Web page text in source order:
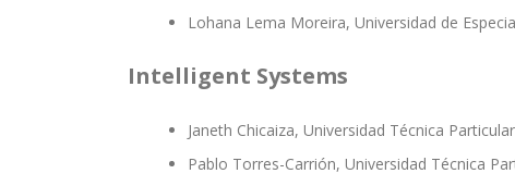
Lohana Lema Moreira, Universidad de
Intelligent Systems
Janeth Chicaiza, Universidad Técnica
Pablo Torres-Carrión, Universidad Técnica